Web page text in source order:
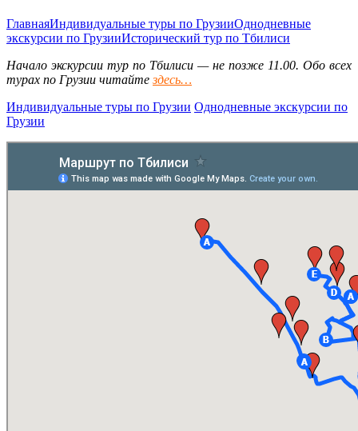
ГлавнаяИндивидуальные туры по ГрузииОднодневные
экскурсии по ГрузииИсторический тур по Тбилиси
Начало экскурсии тур по Тбилиси — не позже 11.00. Обо всех
турах по Грузии читайтездесь…
Индивидуальные туры по Грузии Однодневные экскурсии по
Грузии